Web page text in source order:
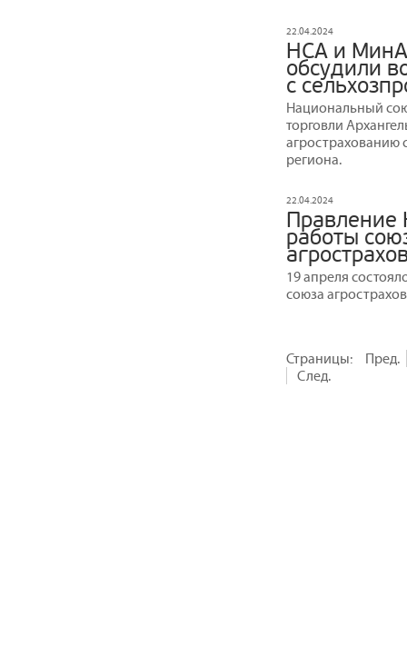
22.04.2024
НСА и
обсудили
с
Национальный
торговли
агрострахованию
региона.
22.04.2024
Правление
работы
19 апреля
союза
Страницы:
Пред.
След.